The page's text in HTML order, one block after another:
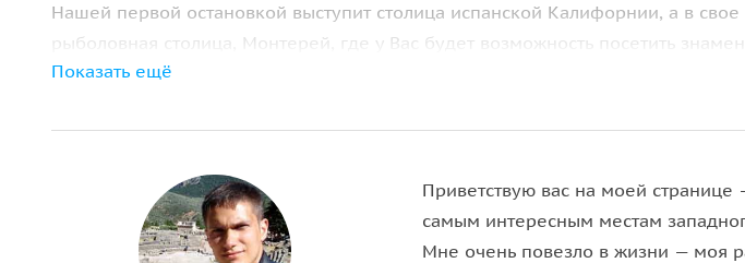
Нашей первой остановкой выступит столица испанской Калифорнии, а в
рыболовная столица, Монтерей, где у Вас будет возможность посетить
аквариум академии наук. Осмотрев Монтерей, мы отправимся в Кармел, город
Сан-Карлос, в которой жил францисканский монах Джуниперо Сьерра, в
салонов и, конечно, бескрайними белоснежными пляжами.
Показать ещё
Приветствую вас на моей странице
самым интересным местам
Мне очень повезло в жизни — моя